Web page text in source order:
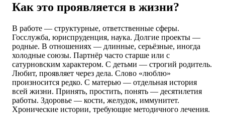
Как это проявляется в жизни?
В работе — структурные, ответственные сферы.
Госслужба, юриспруденция, наука. Долгие проекты —
родные. В отношениях — длинные, серьёзные, иногда
холодные союзы. Партнёр часто старше или с
сатурновским характером. С детьми — строгий родитель.
Любит, проявляет через дела. Слово «люблю»
произносится редко. С матерью — отдельная история
всей жизни. Принять, простить, понять — десятилетия
работы. Здоровье — кости, желудок, иммунитет.
Хронические истории, требующие методичного лечения.